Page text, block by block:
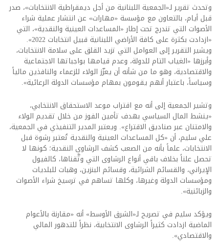
وتحدث تقرير لـ«الجمعية اللبنانية من أجل ديمقراطية الانتخابات»، صدر
قبل أيام، بالتعاون مع مؤسسة «مهارات» عن انتشار عملية شراء
الأصوات التي تندرج تحت إطار «المساعدات العينية والنقدية»، التي
«ازدادت بكثرة على كافة الأراضي اللبنانية قبيل انتخابات 2022».
ويشير التقرير إلى العوامل التي تزيد القلق على سلامة الانتخابات،
وأبرزها «الغياب التام للدولة، وعدم قيامها بواجباتها الاجتماعية
والاقتصادية، وهو ما من شأنه أن يعزّز الولاء للزعماء والنافذين مالياً
وسياساً، باعتبار أنهم يقومون بمهام مؤسسات الدولة الرعائية».
وتشير الجمعية إلى أنه مع اقتراب موعد الاستحقاق الانتخابي،
«ينشط المال السياسي بهدف تأمين الفوز من خلال تقديم الولاء
والامتنان عبر صناديق الاقتراع». ويعتبر المدير التنفيذي في الجمعية،
علي سليم، أن «كل المساعدات العينية والنقدية تُعتبر رشوة قبل
الانتخابات، علماً بأنه من الصعب كشف الرشاوى النقدية؛ كونها لا
تحصل علناً بخلاف باقي أنواع الرشاوى التي وثَّقناها، كالفيول
الإيراني، والقسائم الشرائية، وقسائم البنزين، وهبات للبلديات
ومؤسسات الدولة وغيرها، وكلها تساهم في ترسيخ شراء الأصوات
والزبائنية».
ويؤكد سليم في تصريح لـ«الشرق الأوسط» أنه «مقارنة بالأعوام
الماضية ازدادت كثيراً الرشاوى الانتخابية، نظراً للتدهور المالي
والاقتصادي».